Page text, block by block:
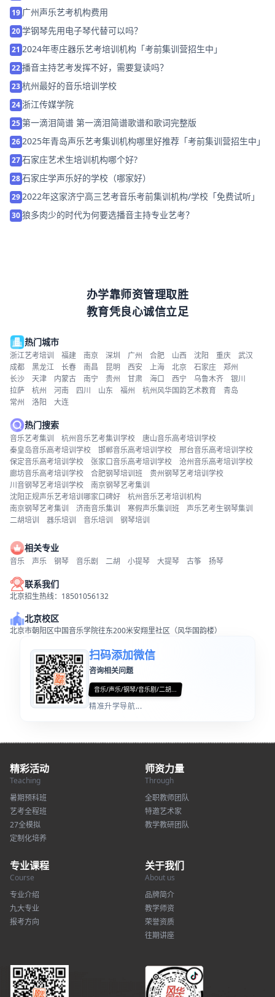
19 广州声乐艺考机构费用
20学钢琴先用电子琴代替可以吗？
21 2024年枣庄器乐艺考培训机构「考前集训营招生中」
22播音主持艺考发挥不好，需要复读吗？
23杭州最好的音乐培训学校
24浙江传媒学院
25 第一滴泪简谱 第一滴泪简谱歌谱和歌词完整版
26 2025年青岛声乐艺考集训机构哪里好推荐「考前集训营招生中」
27石家庄艺术生培训机构哪个好?
28石家庄学声乐好的学校（哪家好）
29 2022年这家济宁高三艺考音乐考前集训机构/学校「免费试听」
30狼多肉少的时代为何要选播音主持专业艺考？
办学靠师资管理取胜
教育凭良心诚信立足
热门城市
浙江艺考培训 福建 南京 深圳 广州 合肥 山西 沈阳 重庆
武汉
成都
黑龙江 长春 南昌 昆明 西安 上海 北京 石家庄
郑州
长沙
天津 内蒙古 南宁 贵州 甘肃 海口 西宁 乌鲁木齐
银川
拉萨
杭州 河南 四川 山东 福州 杭州风华国韵艺术教育
青岛
常州
洛阳 大连
热门搜索
音乐艺考集训 杭州音乐艺考集训学校
唐山音乐高考培训学校
秦皇岛音乐高考培训学校
邯郸音乐高考培训学校
邢台音乐高考培训学校
保定音乐高考培训学校
张家口音乐高考培训学校
沧州音乐高考培训学校
廊坊音乐高考培训学校
合肥钢琴培训班
贵州钢琴艺考培训学校
川音钢琴艺考培训学校
南京钢琴艺考集训
沈阳正规声乐艺考培训哪家口碑好
杭州音乐艺考培训机构
南京钢琴艺考集训
济南音乐集训 寒假声乐集训班
声乐艺考生钢琴集训
二胡培训
器乐培训 音乐培训 钢琴培训
相关专业
音乐 声乐 钢琴 音乐剧 二胡 小提琴 大提琴 古筝 扬琴
联系我们
北京招生热线：18501056132
北京校区
北京市朝阳区中国音乐学院往东200米安翔里社区（风华国韵楼）
扫码添加微信
咨询相关问题
音乐/声乐/钢琴/音乐剧/二胡...
精准升学导航...
精彩活动
Teaching
暑期预科班
艺考全程班
27全模拟
定制化培养
师资力量
Through
全职教师团队
特邀艺术家
教学教研团队
专业课程
Course
专业介绍
九大专业
报考方向
关于我们
About us
品牌简介
教学师资
荣誉资质
往期讲座